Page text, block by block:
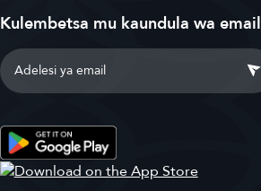
Kulembetsa mu kaundula wa email